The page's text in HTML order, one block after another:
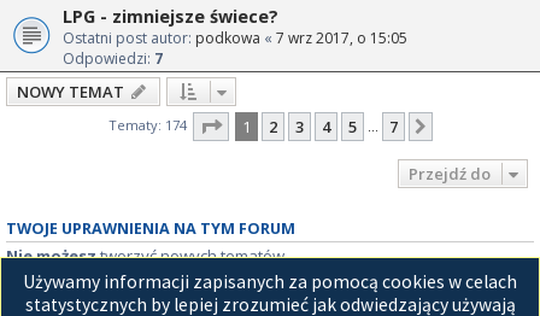
LPG - zimniejsze świece?
Ostatni post autor: podkowa « 7 wrz 2017, o 15:05
Odpowiedzi: 7
NOWY TEMAT
Tematy: 174 Strona z7
1 2 3 4 5 … 7
Przejdź do
TWOJE UPRAWNIENIA NA TYM FORUM
Nie możesztworzyć nowych tematów
Nie możeszodpowiadać w tematach
Nie możeszzmieniać swoich postów
Używamy informacji zapisanych za pomocą cookies w celach
statystycznych by lepiej zrozumieć jak odwiedzający używają